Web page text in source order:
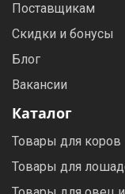
Поставщикам
Скидки и бонусы
Блог
Вакансии
Каталог
Товары для коров
Товары для